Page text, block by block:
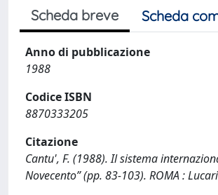
Scheda breve Scheda
Anno di pubblicazione
1988
Codice ISBN
8870333205
Citazione
Cantu', F. (1988). Il sistema
Novecento” (pp. 83-103). ROMA :